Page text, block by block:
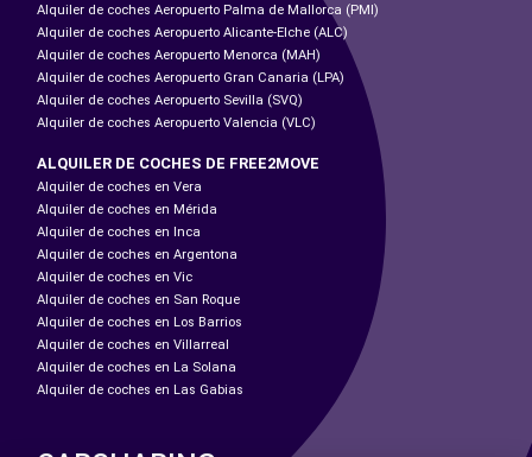
Alquiler de coches Aeropuerto Palma de Mallorca (PMI)
Alquiler de coches Aeropuerto Alicante-Elche (ALC)
Alquiler de coches Aeropuerto Menorca (MAH)
Alquiler de coches Aeropuerto Gran Canaria (LPA)
Alquiler de coches Aeropuerto Sevilla (SVQ)
Alquiler de coches Aeropuerto Valencia (VLC)
ALQUILER DE COCHES DE FREE2MOVE
Alquiler de coches en Vera
Alquiler de coches en Mérida
Alquiler de coches en Inca
Alquiler de coches en Argentona
Alquiler de coches en Vic
Alquiler de coches en San Roque
Alquiler de coches en Los Barrios
Alquiler de coches en Villarreal
Alquiler de coches en La Solana
Alquiler de coches en Las Gabias